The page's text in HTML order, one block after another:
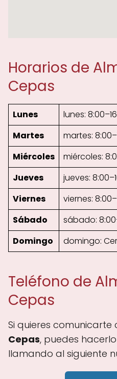
Horarios de
Cepas
Lunes
lunes:
Martes
martes:
Miércoles
miércoles:
Jueves
jueves:
Viernes
viernes:
Sábado
sábado:
Domingo
domingo:
Teléfono de
Cepas
Si quieres comunicarte
Cepas, puedes
llamando al siguiente